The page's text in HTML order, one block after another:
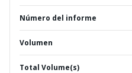
Número del informe
Volumen
Total Volume(s)